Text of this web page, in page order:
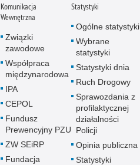
Komunikacja
Wewnętrzna
Związki
zawodowe
Współpraca
międzynarodowa
IPA
CEPOL
Fundusz
Prewencyjny PZU
ZW SEiRP
Fundacja
Statystyki
Ogólne statystyki
Wybrane
statystyki
Statystyki dnia
Ruch Drogowy
Sprawozdania z
profilaktycznej
działalności
Policji
Opinia publiczna
Statystyki